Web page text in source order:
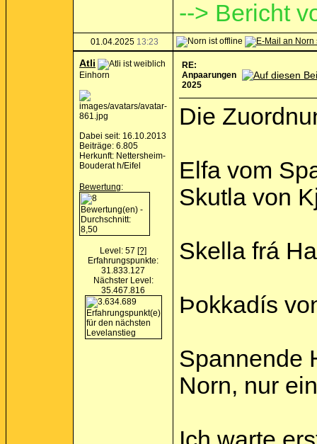
--> Bericht
01.04.2025 13:23
Atli
Einhorn
Dabei seit: 16.10.2013
Beiträge: 6.805
Herkunft: Nettersheim-
Bouderat h/Eifel
Bewertung:
Level: 57 [?]
Erfahrungspunkte:
31.833.127
Nächster Level:
35.467.816
RE:
Anpaarungen
2025
Die
Elfa vom
Skutla von
Skella frá
Þokkadís
Spannende
Norn, nur